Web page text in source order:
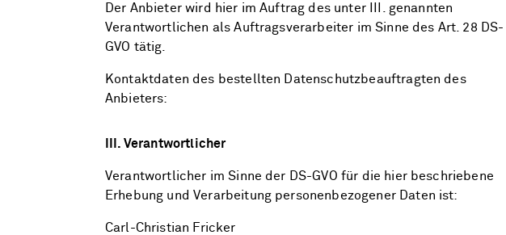
Der Anbieter wird hier im Auftrag des unter III. genannten
Verantwortlichen als Auftragsverarbeiter im Sinne des Art. 28 DS-
GVO tätig.
Kontaktdaten des bestellten Datenschutzbeauftragten des
Anbieters:
III. Verantwortlicher
Verantwortlicher im Sinne der DS-GVO für die hier beschriebene
Erhebung und Verarbeitung personenbezogener Daten ist:
Carl-Christian Fricker